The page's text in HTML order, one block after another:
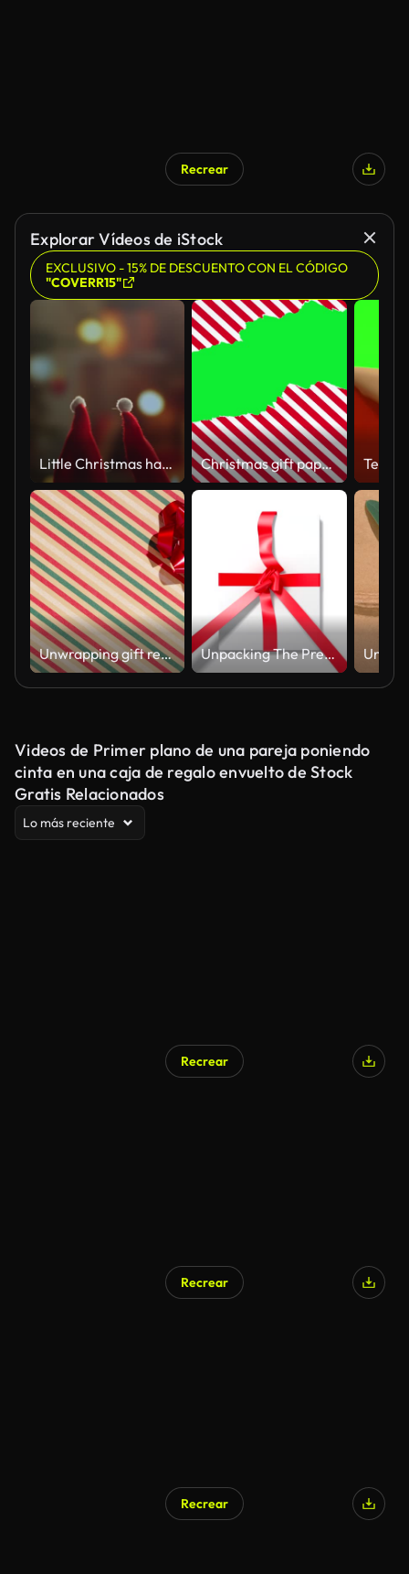
Recrear
Explorar Vídeos de iStock
EXCLUSIVO - 15% DE DESCUENTO CON EL CÓDIGO
"COVERR15"
Little Christmas hats on background close-up. Elfs, dwarfs in red hats walking at home near christmas tree. Vibes of winter holidays,2024, 2025 Christmas gift paper is torn over green background. Stop Motion Animation. Mockup for discounts, text etc
Unwrapping gift revealing a green screen - Stop Motion Animation - Red bow on craft Christmas background Unpacking The Present
Videos de Primer plano de una pareja poniendo
cinta en una caja de regalo envuelto de Stock
Gratis Relacionados
Lo más reciente
Recrear
Recrear
Recrear